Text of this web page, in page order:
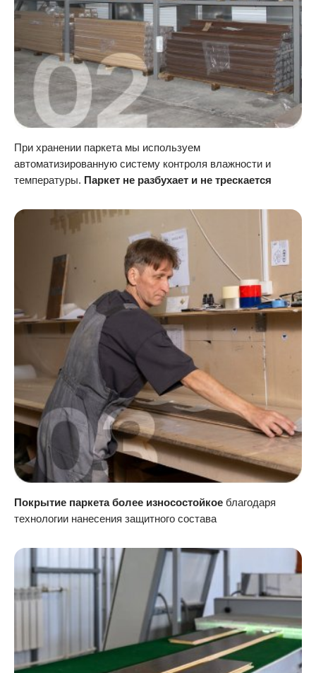
При хранении паркета мы используем
автоматизированную систему контроля влажности и
температуры. Паркет не разбухает и не трескается
Покрытие паркета более износостойкое благодаря
технологии нанесения защитного состава